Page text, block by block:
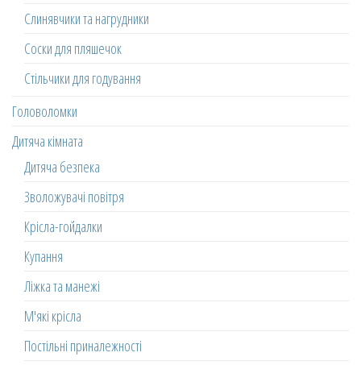
Слинявчики та нагрудники
Соски для пляшечок
Стільчики для годування
Головоломки
Дитяча кімната
Дитяча безпека
Зволожувачі повітря
Крісла-гойдалки
Купання
Ліжка та манежі
М'які крісла
Постільні приналежності